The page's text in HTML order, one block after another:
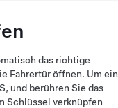
das richtige
Fahrertür öffnen. Um ein
, und berühren Sie das
Schlüssel verknüpfen